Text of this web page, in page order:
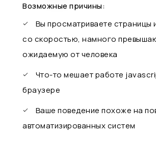
Возможные причины:
Вы просматриваете страницы
со скоростью, намного
ожидаемую от человека
Что-то мешает работе
браузере
Ваше поведение похоже на
автоматизированных систем